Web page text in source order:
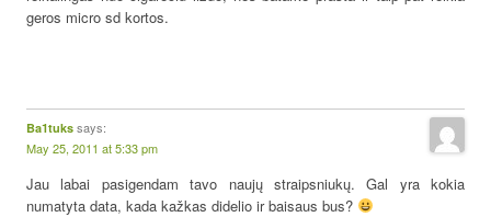
geros micro sd kortos.
Ba1tuks says:
May 25, 2011 at 5:33 pm
Jau labai pasigendam tavo naujų straipsniukų. Gal yra kokia
numatyta data, kada kažkas didelio ir baisaus bus?